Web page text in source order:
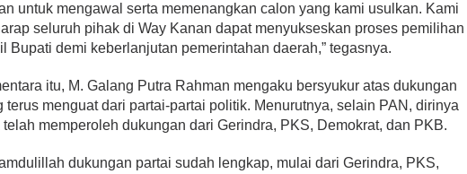
untuk mengawal serta memenangkan calon yang kami usulkan. Kami
seluruh pihak di Way Kanan dapat menyukseskan proses pemilihan
Bupati demi keberlanjutan pemerintahan daerah,” tegasnya.
itu, M. Galang Putra Rahman mengaku bersyukur atas dukungan
terus menguat dari partai-partai politik. Menurutnya, selain PAN, dirinya
telah memperoleh dukungan dari Gerindra, PKS, Demokrat, dan PKB.
dukungan partai sudah lengkap, mulai dari Gerindra, PKS,